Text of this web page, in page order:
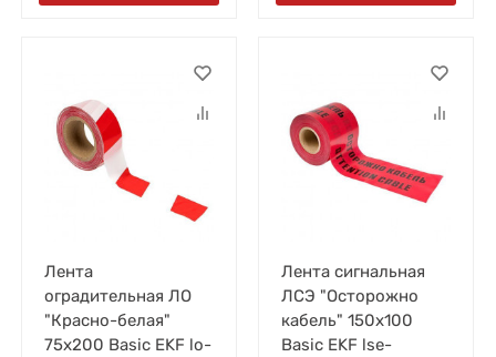
Лента
оградительная ЛО
"Красно-белая"
75х200 Basic EKF lo-
Лента сигнальная
ЛСЭ "Осторожно
кабель" 150х100
Basic EKF lse-